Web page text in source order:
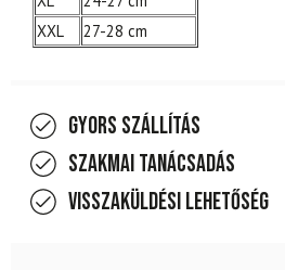
XXL
27-28 cm
Gyors szállítás
Szakmai tanácsadás
Visszaküldési lehetőség